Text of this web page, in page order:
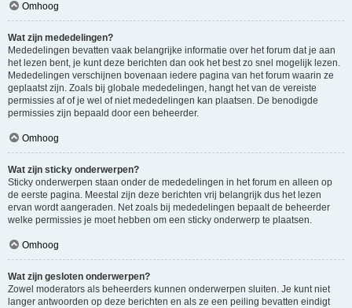
Omhoog
Wat zijn mededelingen?
Mededelingen bevatten vaak belangrijke informatie over het forum dat je aan
het lezen bent, je kunt deze berichten dan ook het best zo snel mogelijk lezen.
Mededelingen verschijnen bovenaan iedere pagina van het forum waarin ze
geplaatst zijn. Zoals bij globale mededelingen, hangt het van de vereiste
permissies af of je wel of niet mededelingen kan plaatsen. De benodigde
permissies zijn bepaald door een beheerder.
Omhoog
Wat zijn sticky onderwerpen?
Sticky onderwerpen staan onder de mededelingen in het forum en alleen op
de eerste pagina. Meestal zijn deze berichten vrij belangrijk dus het lezen
ervan wordt aangeraden. Net zoals bij mededelingen bepaalt de beheerder
welke permissies je moet hebben om een sticky onderwerp te plaatsen.
Omhoog
Wat zijn gesloten onderwerpen?
Zowel moderators als beheerders kunnen onderwerpen sluiten. Je kunt niet
langer antwoorden op deze berichten en als ze een peiling bevatten eindigt